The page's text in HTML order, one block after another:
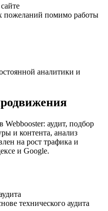
пожеланий помимо работы
аналитики и
аудит, подбор
и контента, анализ
на рост трафика и
и Google.
технического аудита